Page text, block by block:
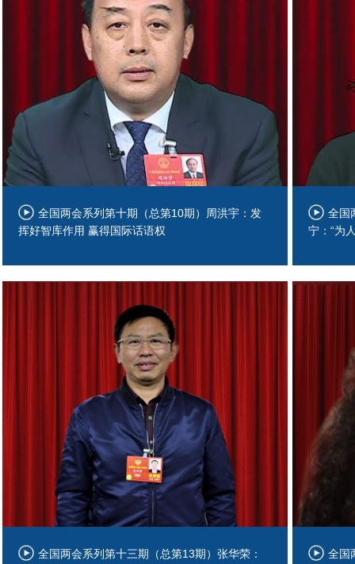
全国两会系列第十期（总第10期）周洪宇：发
挥好智库作用 赢得国际话语权
全国
宁：“为
全国两会系列第十三期（总第13期）张华荣：
全国